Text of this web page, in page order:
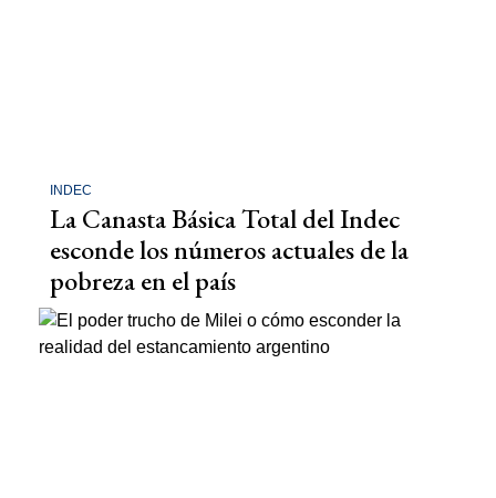
INDEC
La Canasta Básica Total del Indec
esconde los números actuales de la
pobreza en el país